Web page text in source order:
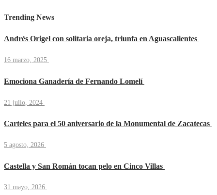
Trending News
Andrés Origel con solitaria oreja, triunfa en Aguascalientes
16 marzo, 2025
Emociona Ganadería de Fernando Lomelí
21 julio, 2024
Carteles para el 50 aniversario de la Monumental de Zacatecas
5 agosto, 2026
Castella y San Román tocan pelo en Cinco Villas
31 mayo, 2026